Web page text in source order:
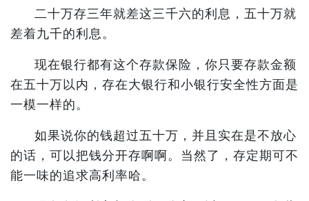
二十万存三年就差这三千六的利息，五十万就
差着九千的利息。
现在银行都有这个存款保险，你只要存款金额
在五十万以内，存在大银行和小银行安全性方面是
一模一样的。
如果说你的钱超过五十万，并且实在是不放心
的话，可以把钱分开存啊啊。当然了，存定期可不
能一味的追求高利率哈。